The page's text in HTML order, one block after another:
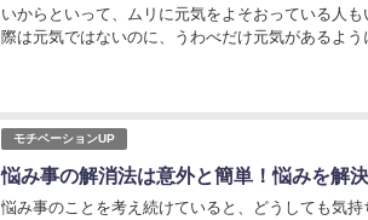
いからといって、ムリに元気をよそおっている人
際は元気ではないのに、うわべだけ元気があるよ
モチベーションUP
悩み事の解消法は意外と簡単！悩みを解
悩み事のことを考え続けていると、どうしても気